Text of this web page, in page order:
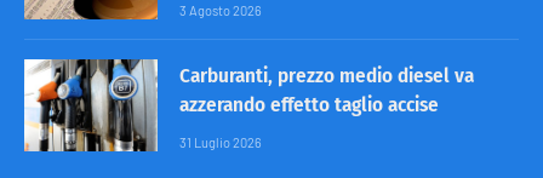
3 Agosto 2026
Carburanti, prezzo medio diesel va
azzerando effetto taglio accise
31 Luglio 2026